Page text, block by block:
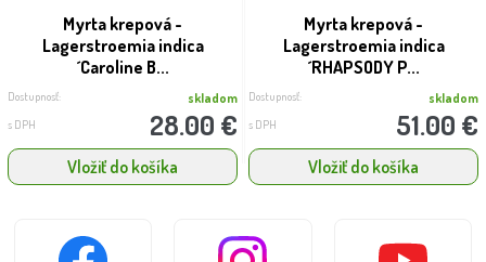
Myrta krepová -
Lagerstroemia indica
´Caroline B...
Dostupnosť: skladom
s DPH 28.00 €
Vložiť do košíka
Myrta krepová -
Lagerstroemia indica
´RHAPSODY P...
Dostupnosť: skladom
s DPH 51.00 €
Vložiť do košíka